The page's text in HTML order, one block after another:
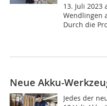
13. Juli
Wendlingen
Durch die
Neue Akku-
Jedes der